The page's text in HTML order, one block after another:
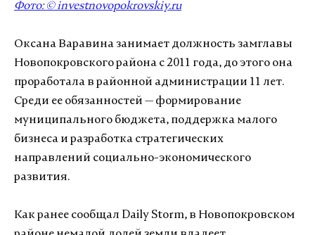
Фото: ©investnovopokrovskiy.ru
Оксана Варавина занимает должность замглавы
Новопокровского района с 2011 года, до этого она
проработала в районной администрации 11 лет.
Среди ее обязанностей — формирование
муниципального бюджета, поддержка малого
бизнеса и разработка стратегических
направлений социально-экономического
развития.
Как ранее сообщал Daily Storm, в Новопокровском